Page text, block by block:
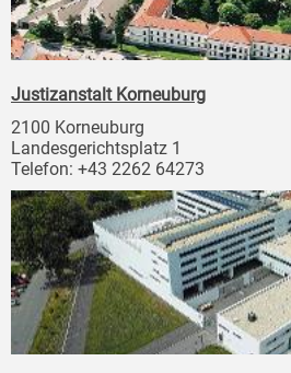
Justizanstalt Korneuburg
2100 Korneuburg
Landesgerichtsplatz 1
Telefon: +43 2262 64273